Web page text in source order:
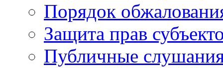
Порядок
Защита прав
Публичные